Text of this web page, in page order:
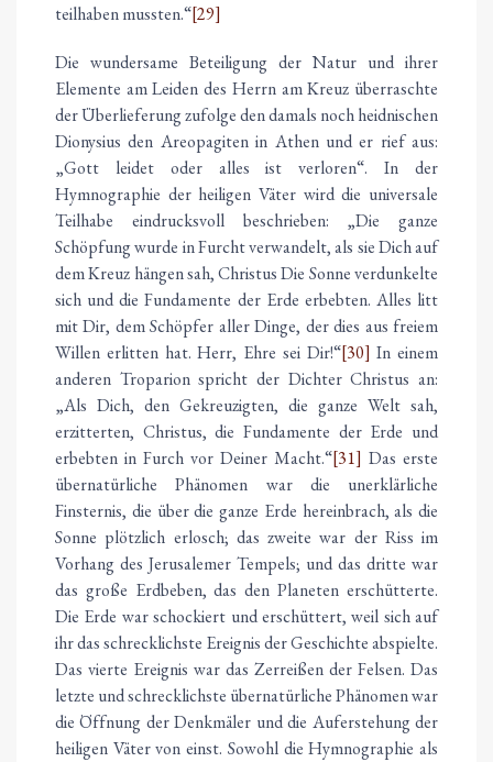
teilhaben mussten.“[29]
Die wundersame Beteiligung der Natur und ihrer
Elemente am Leiden des Herrn am Kreuz überraschte
der Überlieferung zufolge den damals noch heidnischen
Dionysius den Areopagiten in Athen und er rief aus:
„Gott leidet oder alles ist verloren“. In der
Hymnographie der heiligen Väter wird die universale
Teilhabe eindrucksvoll beschrieben: „Die ganze
Schöpfung wurde in Furcht verwandelt, als sie Dich auf
dem Kreuz hängen sah, Christus Die Sonne verdunkelte
sich und die Fundamente der Erde erbebten. Alles litt
mit Dir, dem Schöpfer aller Dinge, der dies aus freiem
Willen erlitten hat. Herr, Ehre sei Dir!“[30] In einem
anderen Troparion spricht der Dichter Christus an:
„Als Dich, den Gekreuzigten, die ganze Welt sah,
erzitterten, Christus, die Fundamente der Erde und
erbebten in Furch vor Deiner Macht.“[31] Das erste
übernatürliche Phänomen war die unerklärliche
Finsternis, die über die ganze Erde hereinbrach, als die
Sonne plötzlich erlosch; das zweite war der Riss im
Vorhang des Jerusalemer Tempels; und das dritte war
das große Erdbeben, das den Planeten erschütterte.
Die Erde war schockiert und erschüttert, weil sich auf
ihr das schrecklichste Ereignis der Geschichte abspielte.
Das vierte Ereignis war das Zerreißen der Felsen. Das
letzte und schrecklichste übernatürliche Phänomen war
die Öffnung der Denkmäler und die Auferstehung der
heiligen Väter von einst. Sowohl die Hymnographie als